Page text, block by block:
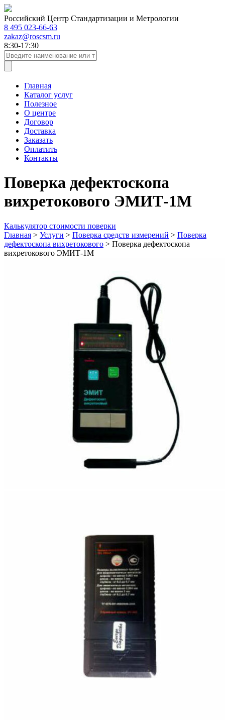
Российский Центр Стандартизации и Метрологии
8 495 023-66-63
zakaz@roscsm.ru
8:30-17:30
Главная
Каталог услуг
Полезное
О центре
Договор
Доставка
Заказать
Оплатить
Контакты
Поверка дефектоскопа
вихретокового ЭМИТ-1М
Калькулятор стоимости поверки
Главная > Услуги > Поверка средств измерений > Поверка
дефектоскопа вихретокового > Поверка дефектоскопа
вихретокового ЭМИТ-1М